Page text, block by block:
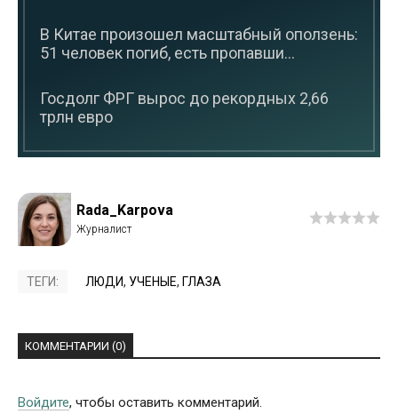
В Китае произошел масштабный оползень:
51 человек погиб, есть пропавши...
Госдолг ФРГ вырос до рекордных 2,66
трлн евро
Rada_Karpova
ТЕГИ: ЛЮДИ, УЧЕНЫЕ, ГЛАЗА
КОММЕНТАРИИ (0)
Войдите, чтобы оставить комментарий.